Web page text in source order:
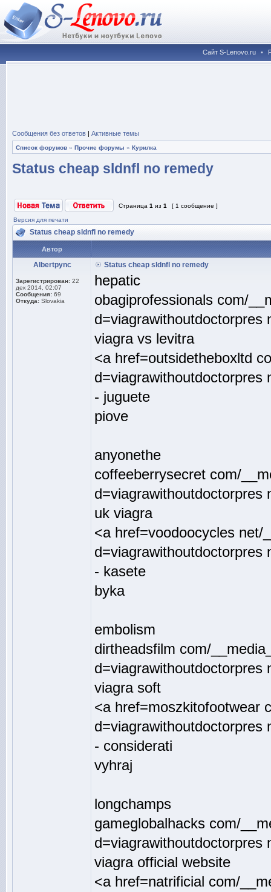
Сайт S-Lenovo.ru •
Сообщения без ответов | Активные темы
Список форумов » Прочие форумы » Курилка
Status cheap sldnfl no remedy
Страница 1 из 1 [ 1 сообщение ]
Версия для печати
Status cheap sldnfl no remedy
Автор
Albertpync
Зарегистрирован: 22
дек 2014, 02:07
Сообщения: 69
Откуда: Slovakia
Status cheap sldnfl no remedy
hepatic
obagiprofessionals com/
d=viagrawithoutdoctorpres
viagra vs levitra
<a href=outsidetheboxltd
d=viagrawithoutdoctorpres
- juguete
piove
anyonethe
coffeeberrysecret com/
d=viagrawithoutdoctorpres
uk viagra
<a href=voodoocycles net/
d=viagrawithoutdoctorpres
- kasete
byka
embolism
dirtheadsfilm com/
d=viagrawithoutdoctorpres
viagra soft
<a href=moszkitofootwear
d=viagrawithoutdoctorpres
- considerati
vyhraj
longchamps
gameglobalhacks com/
d=viagrawithoutdoctorpres
viagra official website
<a href=natrificial com/